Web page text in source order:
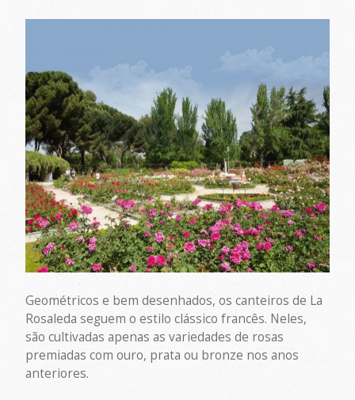
Geométricos e bem desenhados, os canteiros de La
Rosaleda seguem o estilo clássico francês. Neles,
são cultivadas apenas as variedades de rosas
premiadas com ouro, prata ou bronze nos anos
anteriores.